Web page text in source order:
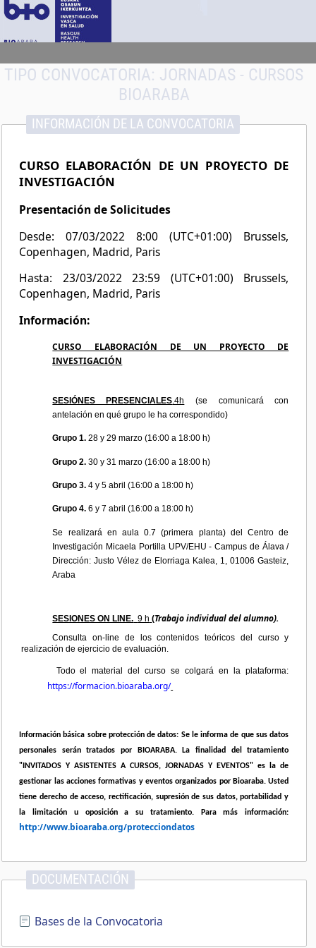
TIPO CONVOCATORIA: JORNADAS - CURSOS
BIOARABA
INFORMACIÓN DE LA CONVOCATORIA
CURSO ELABORACIÓN DE UN PROYECTO DE
INVESTIGACIÓN
Presentación de Solicitudes
Desde: 07/03/2022 8:00 (UTC+01:00) Brussels,
Copenhagen, Madrid, Paris
Hasta: 23/03/2022 23:59 (UTC+01:00) Brussels,
Copenhagen, Madrid, Paris
Información:
CURSO ELABORACIÓN DE UN PROYECTO DE
INVESTIGACIÓN
SESIÓNES PRESENCIALES.4h (se comunicará con
antelación en qué grupo le ha correspondido)
Grupo 1. 28 y 29 marzo (16:00 a 18:00 h)
Grupo 2. 30 y 31 marzo (16:00 a 18:00 h)
Grupo 3. 4 y 5 abril (16:00 a 18:00 h)
Grupo 4. 6 y 7 abril (16:00 a 18:00 h)
Se realizará en aula 0.7 (primera planta) del Centro de
Investigación Micaela Portilla UPV/EHU - Campus de Álava /
Dirección: Justo Vélez de Elorriaga Kalea, 1, 01006 Gasteiz,
Araba
SESIONES ON LINE. 9 h (Trabajo individual del alumno).
Consulta on-line de los contenidos teóricos del curso y
realización de ejercicio de evaluación.
Todo el material del curso se colgará en la plataforma:
https://formacion.bioaraba.org/
Información básica sobre protección de datos: Se le informa de que sus datos
personales serán tratados por BIOARABA. La finalidad del tratamiento
"INVITADOS Y ASISTENTES A CURSOS, JORNADAS Y EVENTOS" es la de
gestionar las acciones formativas y eventos organizados por Bioaraba. Usted
tiene derecho de acceso, rectificación, supresión de sus datos, portabilidad y
la limitación u oposición a su tratamiento. Para más información:
http://www.bioaraba.org/protecciondatos
DOCUMENTACIÓN
Bases de la Convocatoria